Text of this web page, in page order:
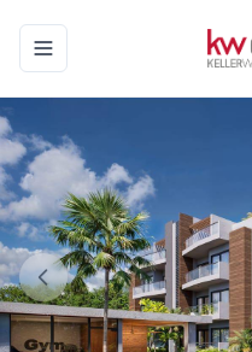
Toggle navigation menu